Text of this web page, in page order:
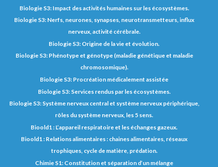
Biologie S3: Impact des activités humaines sur les écosystèmes.
Biologie S3: Nerfs, neurones, synapses, neurotransmetteurs, influx
nerveux, activité cérébrale.
Biologie S3: Origine de la vie et évolution.
Biologie S3: Phénotype et génotype (maladie génétique et maladie
chromosomique).
Biologie S3: Procréation médicalement assistée
Biologie S3: Services rendus par les écosystèmes.
Biologie S3: Système nerveux central et système nerveux périphérique,
rôles du système nerveux, les 5 sens.
Bioold1 : L’appareil respiratoire et les échanges gazeux.
Bioold1 : Relations alimentaires : chaines alimentaires, réseaux
trophiques, cycle de matière, prédation.
Chimie S1: Constitution et séparation d’un mélange